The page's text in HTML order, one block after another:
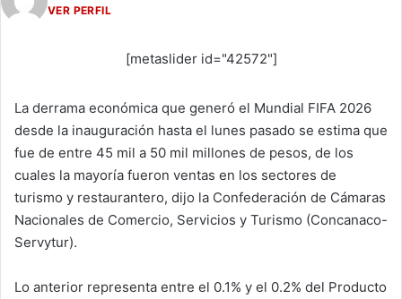
VER PERFIL
[metaslider id="42572"]
La derrama económica que generó el Mundial FIFA 2026
desde la inauguración hasta el lunes pasado se estima que
fue de entre 45 mil a 50 mil millones de pesos, de los
cuales la mayoría fueron ventas en los sectores de
turismo y restaurantero, dijo la Confederación de Cámaras
Nacionales de Comercio, Servicios y Turismo (Concanaco-
Servytur).
Lo anterior representa entre el 0.1% y el 0.2% del Producto